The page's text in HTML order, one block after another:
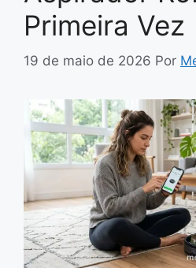
Primeira Vez
19 de maio de 2026 Por